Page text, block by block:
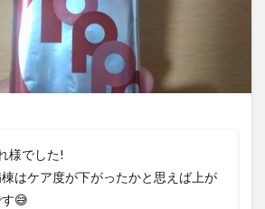
様でした!
はケア度が下がったかと思えば上が
😅